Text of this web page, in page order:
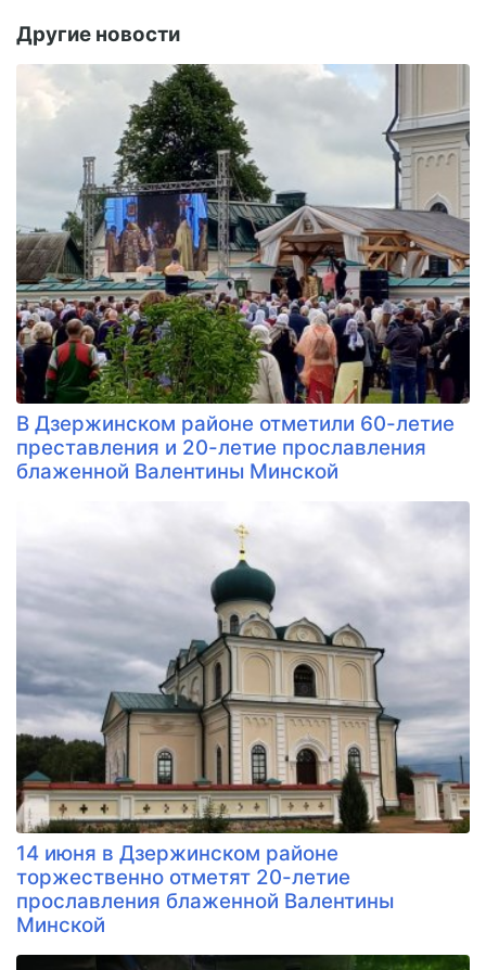
Другие новости
В Дзержинском районе отметили 60-летие
преставления и 20-летие прославления
блаженной Валентины Минской
14 июня в Дзержинском районе
торжественно отметят 20-летие
прославления блаженной Валентины
Минской